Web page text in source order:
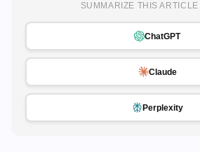
SUMMARIZE THIS ARTICLE
ChatGPT
Claude
Perplexity